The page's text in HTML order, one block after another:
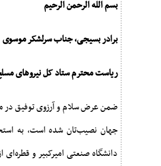
بسم الله الرحمن الرحیم
برادر بسیجی، جناب سرلشکر موسوی
ریاست محترم ستاد کل نیرو‌های
ضمن عرض سلام و آرزوی توفیق در
جهان نصیب‌تان شده است، به
دانشگاه صنعتی امیرکبیر و